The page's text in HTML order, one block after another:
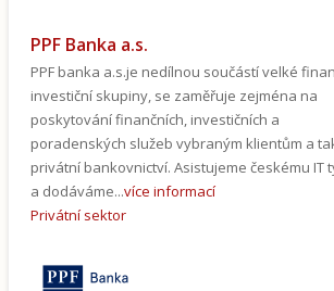
PPF Banka a.s.
PPF banka a.s.je nedílnou součástí velké
investiční skupiny, se zaměřuje zejména na
poskytování finančních, investičních a
poradenských služeb vybraným klientům a
privátní bankovnictví. Asistujeme českému IT
a dodáváme...více informací
Privátní sektor